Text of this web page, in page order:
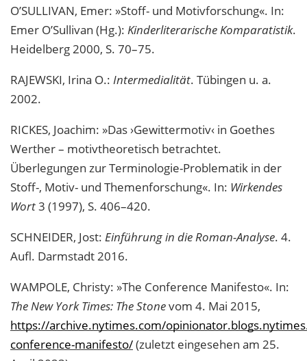
O’SULLIVAN, Emer: »Stoff- und Motivforschung«. In:
Emer O’Sullivan (Hg.): Kinderliterarische Komparatistik.
Heidelberg 2000, S. 70–75.
RAJEWSKI, Irina O.: Intermedialität. Tübingen u. a.
2002.
RICKES, Joachim: »Das ›Gewittermotiv‹ in Goethes
Werther – motivtheoretisch betrachtet.
Überlegungen zur Terminologie-Problematik in der
Stoff-, Motiv- und Themenforschung«. In: Wirkendes
Wort3 (1997), S. 406–420.
SCHNEIDER, Jost: Einführung in die Roman-Analyse. 4.
Aufl. Darmstadt 2016.
WAMPOLE, Christy: »The Conference Manifesto«. In:
The New York Times: The Stonevom 4. Mai 2015,
https://archive.nytimes.com/
conference-manifesto/(zuletzt eingesehen am 25.